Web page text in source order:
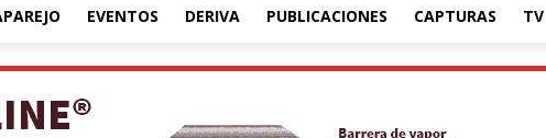
EVENTOS DERIVA PUBLICACIONES CAPTURAS TV